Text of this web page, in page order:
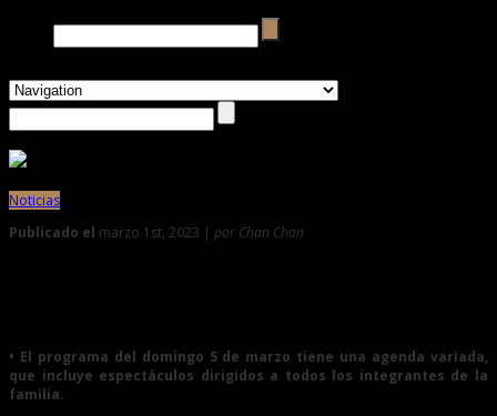
Noticias
Publicado el marzo 1st, 2023 | por Chan Chan
• El programa del domingo 5 de marzo tiene una agenda variada,
que incluye espectáculos dirigidos a todos los integrantes de la
familia.